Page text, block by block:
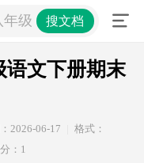
级语文下册期末考
搜文档
语文下册期末
2026-06-17
格式：
：1